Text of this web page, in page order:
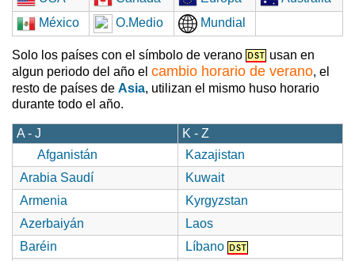
México
O.Medio Mundial
Solo los países con el símbolo de verano
usan en
algun periodo del año el cambio horario de verano, el
resto de países de Asia, utilizan el mismo huso horario
durante todo el año.
A - J
K - Z
Afganistán
Kazajistan
Arabia Saudí
Kuwait
Armenia
Kyrgyzstan
Azerbaiyán
Laos
Baréin
Líbano